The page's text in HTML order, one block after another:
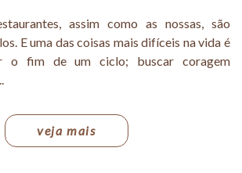
assim como as nossas, são
E uma das coisas mais difíceis na vida é
o fim de um ciclo; buscar coragem
veja mais